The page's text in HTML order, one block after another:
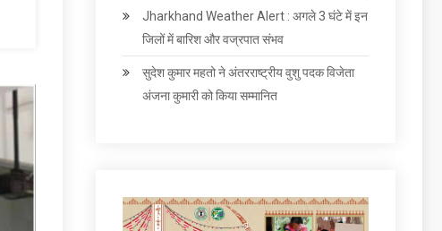
Jharkhand Weather Alert : अगले 3 घंटे में इन
जिलों में बारिश और वज्रपात संभव
सुदेश कुमार महतो ने अंतरराष्ट्रीय वुशु पदक विजेता
अंजना कुमारी को किया सम्मानित